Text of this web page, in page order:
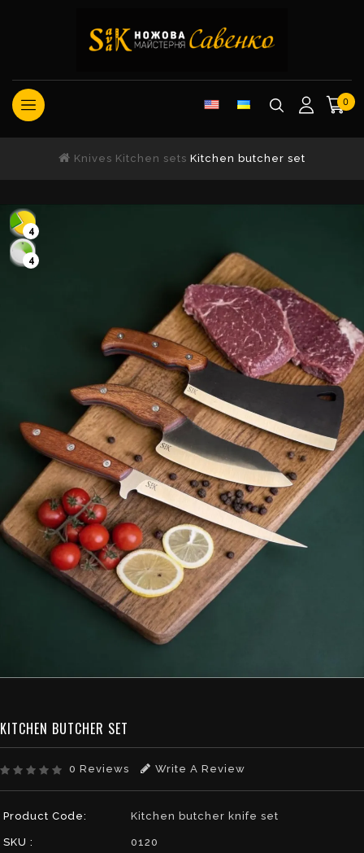
0
Knives Kitchen sets Kitchen butcher set
4
4
KITCHEN BUTCHER SET
0 Reviews Write A Review
Product Code: Kitchen butcher knife set
SKU : 0120